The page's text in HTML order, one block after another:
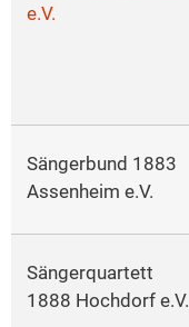
e.V.
Sängerbund 1883
Assenheim e.V.
Sängerquartett
1888 Hochdorf e.V.